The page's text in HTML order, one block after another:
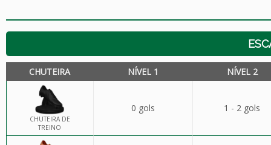
CHUTEIRA NÍVEL 1 NÍVEL 2
CHUTEIRA DE
TREINO
0 gols 1 - 2 gols